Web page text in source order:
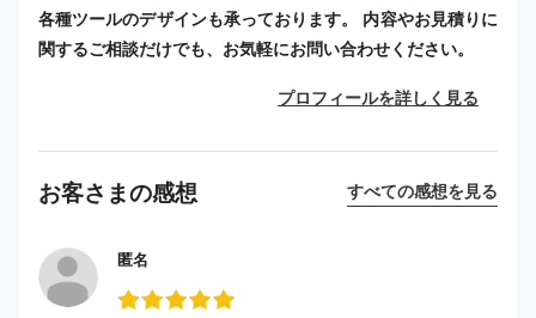
各種ツールのデザインも承っております。 内容やお見積りに
関するご相談だけでも、お気軽にお問い合わせください。
プロフィールを詳しく見る
お客さまの感想 すべての感想を見る
匿名